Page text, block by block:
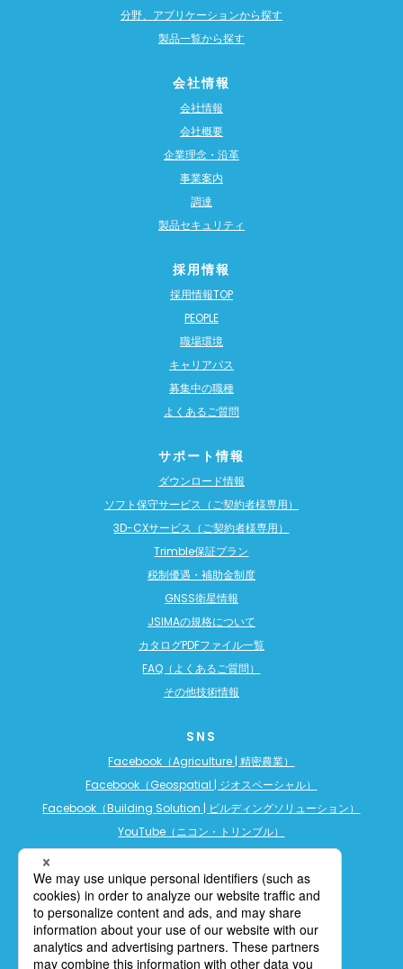
分野、アプリケーションから探す
製品一覧から探す
会社情報
会社情報
会社概要
企業理念・沿革
事業案内
調達
製品セキュリティ
採用情報
採用情報TOP
PEOPLE
職場環境
キャリアパス
募集中の職種
よくあるご質問
サポート情報
ダウンロード情報
ソフト保守サービス（ご契約者様専用）
3D-CXサービス（ご契約者様専用）
Trimble保証プラン
税制優遇・補助金制度
GNSS衛星情報
JSIMAの規格について
カタログPDFファイル一覧
FAQ（よくあるご質問）
その他技術情報
SNS
Facebook（Agriculture | 精密農業）
Facebook（Geospatial | ジオスペーシャル）
Facebook（Building Solution | ビルディングソリューション）
YouTube（ニコン・トリンブル）
YouTube（ビルディングソリューション）
LINE公式アカウント（精密農業）